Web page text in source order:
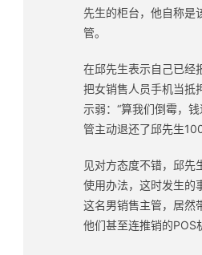
先生的柜台，他自称是
管。
在邱先生表示自己已经
把女销售人员手机当抵
示弱：“算我们倒霉，
管主动退还了邱先生100
见对方态度不错，邱先
使用办法，这时发生
这名男销售主管，居然
他们甚至连推销的POS